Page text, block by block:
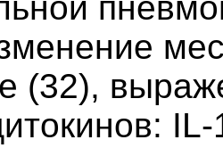
(32),